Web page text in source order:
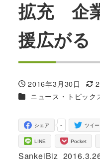
拡充 企
援広がる
投稿日
2016年3月30日
更
カテゴリー
ニュース・トピック
-
シェア ツイー
LINE Pocket
SankeiBiz